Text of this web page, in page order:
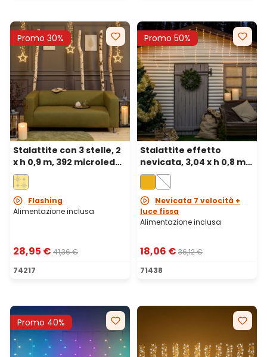
Promo 30%
Stalattite con 3 stelle, 2
x h 0,9 m, 392 microled
bianco caldo, cavo
metal argento
Flashing
Alimentazione inclusa
28,95 € 41,36 €
74217
Promo 50%
Stalattite effetto
nevicata, 3,04 x h 0,8 m,
220 gocce di luce, led
bianco extra caldo
Nevicata 7 velocità +
luce fissa
Alimentazione inclusa
18,06 € 36,12 €
71438
Promo 40%